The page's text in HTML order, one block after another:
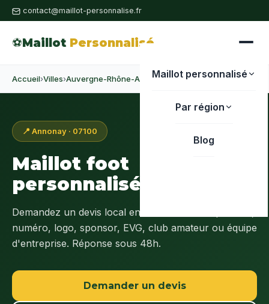
contact@maillot-personnalise.fr
⚽Maillot Personnalisé
Maillot personnalisé
Par région
Blog
Accueil›Villes›Auvergne-Rhône-Alpes›Ardèche›Annonay
📍 Annonay · 07100
Maillot foot
personnalisé à
Demandez un devis local en
numéro, logo, sponsor, EVG, club amateur ou équipe
d'entreprise. Réponse sous 48h.
Demander un devis